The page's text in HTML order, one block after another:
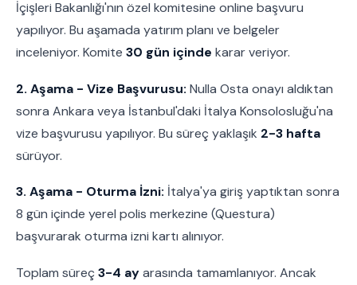
İçişleri Bakanlığı'nın özel komitesine online başvuru
yapılıyor. Bu aşamada yatırım planı ve belgeler
inceleniyor. Komite 30 gün içinde karar veriyor.
2. Aşama - Vize Başvurusu: Nulla Osta onayı aldıktan
sonra Ankara veya İstanbul'daki İtalya Konsolosluğu'na
vize başvurusu yapılıyor. Bu süreç yaklaşık 2-3 hafta
sürüyor.
3. Aşama - Oturma İzni: İtalya'ya giriş yaptıktan sonra
8 gün içinde yerel polis merkezine (Questura)
başvurarak oturma izni kartı alınıyor.
Toplam süreç 3-4 ayarasında tamamlanıyor. Ancak